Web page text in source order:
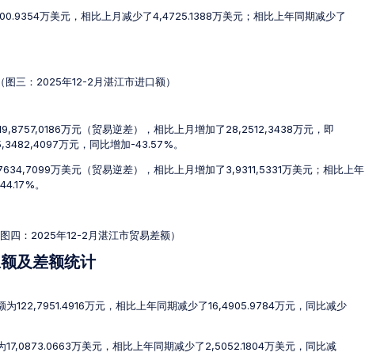
万美元，相比上月减少了4,4725.1388万美元；相比上年同期减少了
（图三：2025年12-2月湛江市进口额）
万元（贸易逆差），相比上月增加了28,2512,3438万元，即
万元，同比增加-43.57%。
万美元（贸易逆差），相比上月增加了3,9311,5331万美元；相比上年
。
图四：2025年12-2月湛江市贸易差额）
及差额统计
122,7951.4916万元，相比上年同期减少了16,4905.9784万元，同比减少
万美元，相比上年同期减少了2,5052.1804万美元，同比减